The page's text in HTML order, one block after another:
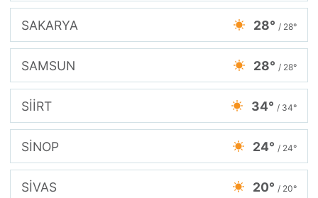
SAKARYA 28° / 28°
SAMSUN 28° / 28°
SİİRT 34° / 34°
SİNOP 24° / 24°
SİVAS 20° / 20°